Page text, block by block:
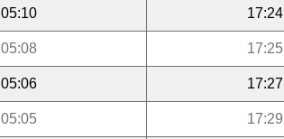
05:10 17:24
05:08 17:25
05:06 17:27
05:05 17:29